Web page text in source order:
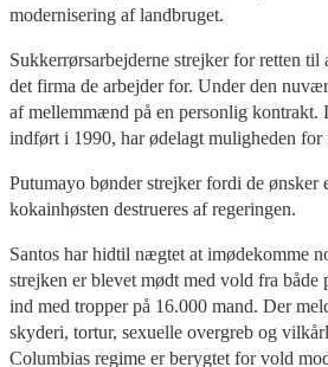
modernisering af landbruget.
Sukkerrørsarbejderne strejker for retten til
det firma de arbejder for. Under den
af mellemmænd på en personlig kontrakt.
indført i 1990, har ødelagt muligheden for
Putumayo bønder strejker fordi de ønsker
kokainhøsten destrueres af regeringen.
Santos har hidtil nægtet at imødekomme
strejken er blevet mødt med vold fra
ind med tropper på 16.000 mand. Der
skyderi, tortur, sexuelle overgreb og
Columbias regime er berygtet for vold